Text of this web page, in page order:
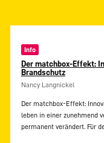
Info
Der matchbox-Effekt:
Brandschutz
Nancy Langnickel
Der matchbox-Effekt:
leben in einer zunehmend
permanent verändert. Für